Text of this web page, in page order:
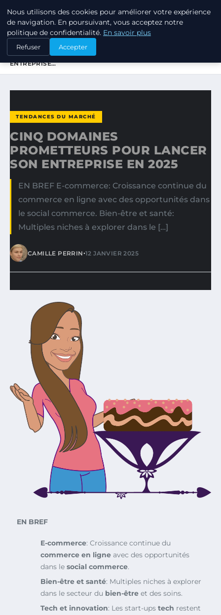
TUEZ-LES TOUS
ACCUEIL
TENDANCES DU MARCHÉ
CINQ DOMAINES PROMETTEURS POUR LANCER SON
ENTREPRISE…
TENDANCES DU MARCHÉ
CINQ DOMAINES
PROMETTEURS POUR LANCER
SON ENTREPRISE EN 2025
EN BREF E-commerce: Croissance continue du
commerce en ligne avec des opportunités dans
le social commerce. Bien-être et santé:
Multiples niches à explorer dans le […]
CAMILLE PERRIN•12 JANVIER 2025
EN BREF
E-commerce: Croissance continue du
commerce en ligne avec des opportunités
dans le social commerce.
Bien-être et santé: Multiples niches à explorer
dans le secteur du bien-être et des soins.
Tech et innovation: Les start-ups tech restent
Nous utilisons des cookies pour améliorer votre expérience
de navigation. En poursuivant, vous acceptez notre
politique de confidentialité. En savoir plus
Refuser Accepter